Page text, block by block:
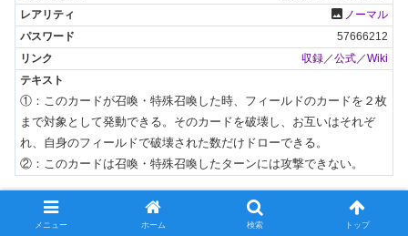
photo ノーマル
57666212
収録／公式／Wiki
①：このカードが召喚・特殊召喚した時、フィールドのカードを２枚
まで対象として発動できる。そのカードを破壊し、お互いはそれぞ
れ、自身のフィールドで破壊された数だけドローできる。
②：このカードは召喚・特殊召喚したターンには攻撃できない。
フォトン・スラッシャー
メニュー ホーム 検索 トップ